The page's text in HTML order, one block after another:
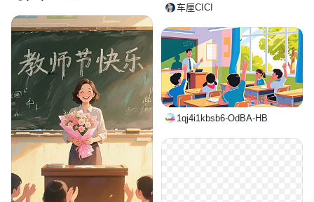
车厘CICI
1qj4i1kbsb6-OdBA-HB